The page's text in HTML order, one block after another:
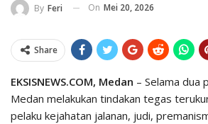
By Feri On Mei 20, 2026
Share
EKSISNEWS.COM, Medan – Selama dua
Medan melakukan tindakan tegas
pelaku kejahatan jalanan, judi,